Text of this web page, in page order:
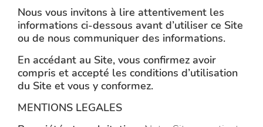
Nous vous invitons à lire attentivement les
informations ci-dessous avant d’utiliser ce Site
ou de nous communiquer des informations.
En accédant au Site, vous confirmez avoir
compris et accepté les conditions d’utilisation
du Site et vous y conformez.
MENTIONS LEGALES